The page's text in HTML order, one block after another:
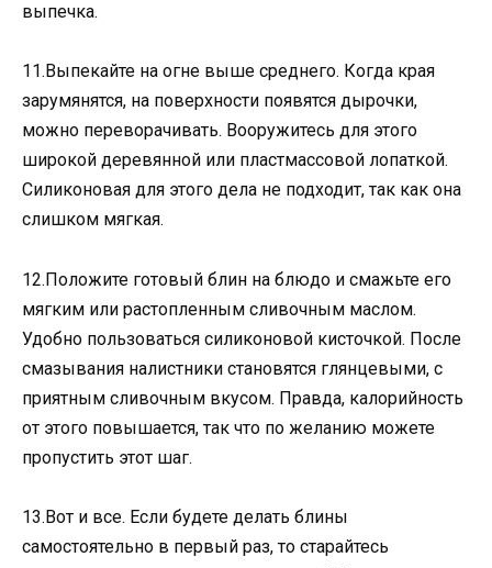
выпечка.
11.Выпекайте на огне выше среднего. Когда края
зарумянятся, на поверхности появятся дырочки,
можно переворачивать. Вооружитесь для этого
широкой деревянной или пластмассовой лопаткой.
Силиконовая для этого дела не подходит, так как она
слишком мягкая.
12.Положите готовый блин на блюдо и смажьте его
мягким или растопленным сливочным маслом.
Удобно пользоваться силиконовой кисточкой. После
смазывания налистники становятся глянцевыми, с
приятным сливочным вкусом. Правда, калорийность
от этого повышается, так что по желанию можете
пропустить этот шаг.
13.Вот и все. Если будете делать блины
самостоятельно в первый раз, то старайтесь